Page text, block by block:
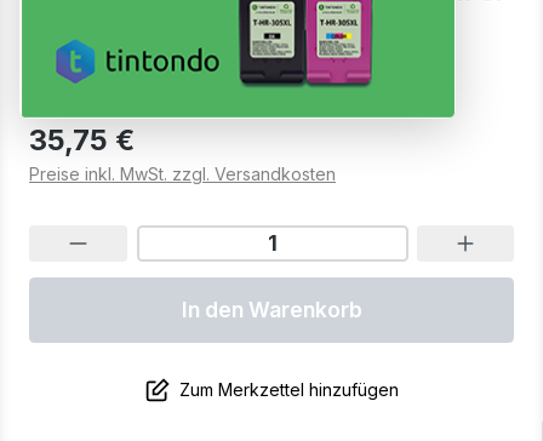
53 BKCMY + GY + Rot 6er Set
Versandfertig in 10 Tagen, Lieferzeit 1-2 Werktage
35,75 €
Preise inkl. MwSt. zzgl. Versandkosten
In den Warenkorb
Zum Merkzettel hinzufügen